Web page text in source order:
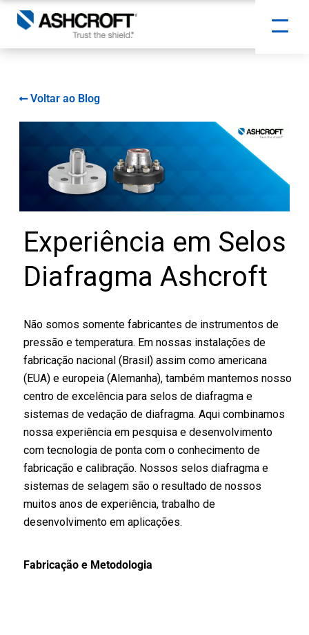
Voltar ao Blog
Experiência em Selos
Diafragma Ashcroft
Não somos somente fabricantes de instrumentos de
pressão e temperatura. Em nossas instalações de
fabricação nacional (Brasil) assim como americana
(EUA) e europeia (Alemanha), também mantemos nosso
centro de excelência para selos de diafragma e
sistemas de vedação de diafragma. Aqui combinamos
nossa experiência em pesquisa e desenvolvimento
com tecnologia de ponta com o conhecimento de
fabricação e calibração. Nossos selos diafragma e
sistemas de selagem são o resultado de nossos
muitos anos de experiência, trabalho de
desenvolvimento em aplicações.
Fabricação e Metodologia